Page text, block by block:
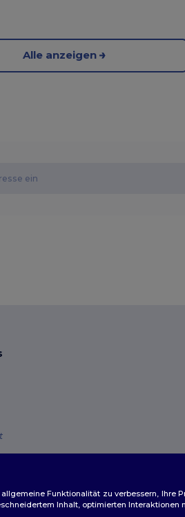
Alle anzeigen
Funktionalität zu verbessern, Ihre
Inhalt, optimierten Interaktionen